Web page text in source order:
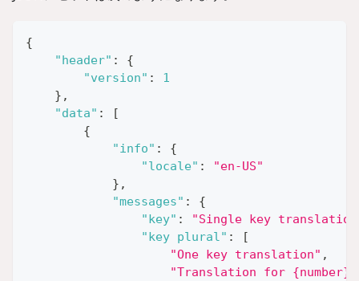
{
"header" :
{
"version" :
1
} ,
"data" :
[
{
"info" :
{
"locale" :
"en-US"
} ,
"messages" :
{
"key" :
"Single key
"key plural" :
[
"One key translation" ,
"Translation for {number}